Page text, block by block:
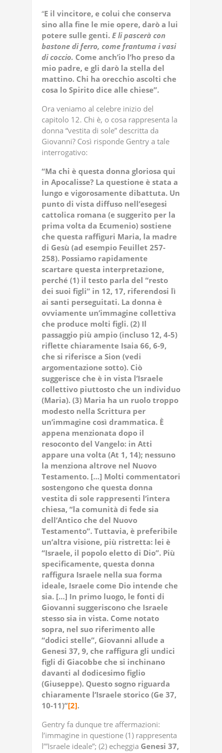
“E il vincitore, e colui che conserva
sino alla fine le mie opere, darò a lui
potere sulle genti. E li pascerà con
bastone di ferro, come frantuma i vasi
di coccio. Come anch’io l’ho preso da
mio padre, e gli darò la stella del
mattino. Chi ha orecchio ascolti che
cosa lo Spirito dice alle chiese”.
Ora veniamo al celebre inizio del
capitolo 12. Chi è, o cosa rappresenta la
donna “vestita di sole” descritta da
Giovanni? Così risponde Gentry a tale
interrogativo:
“Ma chi è questa donna gloriosa qui
in Apocalisse? La questione è stata a
lungo e vigorosamente dibattuta. Un
punto di vista diffuso nell’esegesi
cattolica romana (e suggerito per la
prima volta da Ecumenio) sostiene
che questa raffiguri Maria, la madre
di Gesù (ad esempio Feuillet 257-
258). Possiamo rapidamente
scartare questa interpretazione,
perché (1) il testo parla del “resto
dei suoi figli” in 12, 17, riferendosi lì
ai santi perseguitati. La donna è
ovviamente un’immagine collettiva
che produce molti figli. (2) Il
passaggio più ampio (incluso 12, 4-5)
riflette chiaramente Isaia 66, 6-9,
che si riferisce a Sion (vedi
argomentazione sotto). Ciò
suggerisce che è in vista l’Israele
collettivo piuttosto che un individuo
(Maria). (3) Maria ha un ruolo troppo
modesto nella Scrittura per
un’immagine così drammatica. È
appena menzionata dopo il
resoconto del Vangelo: in Atti
appare una volta (At 1, 14); nessuno
la menziona altrove nel Nuovo
Testamento. […] Molti commentatori
sostengono che questa donna
vestita di sole rappresenti l’intera
chiesa, “la comunità di fede sia
dell’Antico che del Nuovo
Testamento”. Tuttavia, è preferibile
un’altra visione, più ristretta: lei è
“Israele, il popolo eletto di Dio”. Più
specificamente, questa donna
raffigura Israele nella sua forma
ideale, Israele come Dio intende che
sia. […] In primo luogo, le fonti di
Giovanni suggeriscono che Israele
stesso sia in vista. Come notato
sopra, nel suo riferimento alle
“dodici stelle”, Giovanni allude a
Genesi 37, 9, che raffigura gli undici
figli di Giacobbe che si inchinano
davanti al dodicesimo figlio
(Giuseppe). Questo sogno riguarda
chiaramente l’Israele storico (Ge 37,
10-11)”[2].
Gentry fa dunque tre affermazioni:
l’immagine in questione (1) rappresenta
l’”Israele ideale”; (2) echeggia Genesi 37,